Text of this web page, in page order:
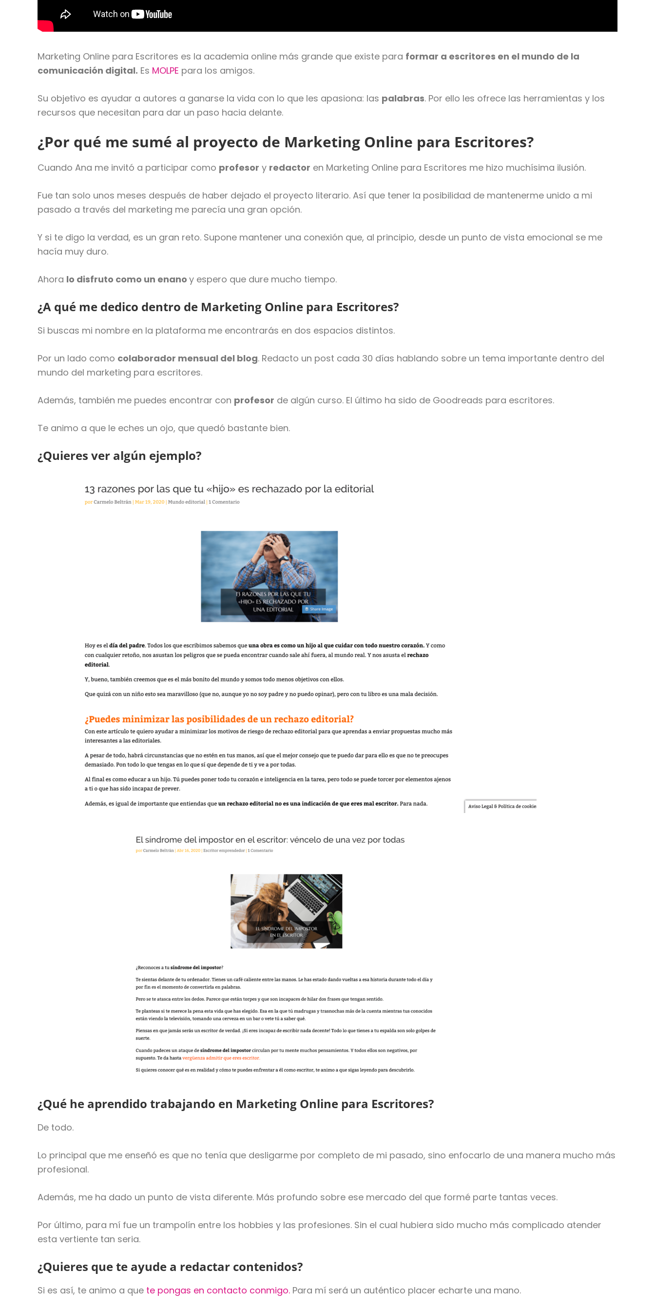
Marketing Online para Escritores es la academia online más grande que existe para formar a escritores en el mundo de la
comunicación digital. Es MOLPE para los amigos.
Su objetivo es ayudar a autores a ganarse la vida con lo que les apasiona: las palabras. Por ello les ofrece las herramientas y los
recursos que necesitan para dar un paso hacia delante.
¿Por qué me sumé al proyecto de Marketing Online para Escritores?
Cuando Ana me invitó a participar como profesor y redactor en Marketing Online para Escritores me hizo muchísima ilusión.
Fue tan solo unos meses después de haber dejado el proyecto literario. Así que tener la posibilidad de mantenerme unido a mi
pasado a través del marketing me parecía una gran opción.
Y si te digo la verdad, es un gran reto. Supone mantener una conexión que, al principio, desde un punto de vista emocional se me
hacía muy duro.
Ahora lo disfruto como un enanoy espero que dure mucho tiempo.
¿A qué me dedico dentro de Marketing Online para Escritores?
Si buscas mi nombre en la plataforma me encontrarás en dos espacios distintos.
Por un lado como colaborador mensual del blog. Redacto un post cada 30 días hablando sobre un tema importante dentro del
mundo del marketing para escritores.
Además, también me puedes encontrar con profesor de algún curso. El último ha sido de Goodreads para escritores.
Te animo a que le eches un ojo, que quedó bastante bien.
¿Quieres ver algún ejemplo?
¿Qué he aprendido trabajando en Marketing Online para Escritores?
De todo.
Lo principal que me enseñó es que no tenía que desligarme por completo de mi pasado, sino enfocarlo de una manera mucho más
profesional.
Además, me ha dado un punto de vista diferente. Más profundo sobre ese mercado del que formé parte tantas veces.
Por último, para mí fue un trampolín entre los hobbies y las profesiones. Sin el cual hubiera sido mucho más complicado atender
esta vertiente tan seria.
¿Quieres que te ayude a redactar contenidos?
Si es así, te animo a que te pongas en contacto conmigo. Para mí será un auténtico placer echarte una mano.